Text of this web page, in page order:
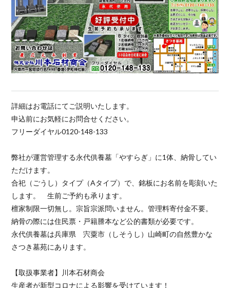
詳細はお電話にてご説明いたします。
申込前にお気軽にお問合せください。
フリーダイヤル0120-148-133
弊社が運営管理する永代供養墓「やすらぎ」に1体、納骨してい
ただけます。
合祀（ごうし）タイプ（Aタイプ）で、銘板にお名前を彫刻いた
します。 生前ご予約も承ります。
檀家制限一切無し。宗旨宗派問いません。管理料寄付金不要。
納骨の際には住民票・戸籍謄本など公的書類が必要です。
永代供養墓は兵庫県 宍粟市（しそうし）山崎町の自然豊かな
さつき墓苑にあります。
【取扱事業者】川本石材商会
生産者が新型コロナによる影響を受けています！